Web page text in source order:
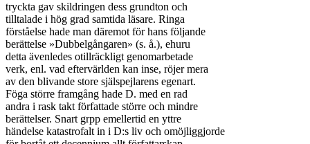
tryckta gav skildringen dess grundton och
tilltalade i hög grad samtida läsare. Ringa
förståelse hade man däremot för hans följande
berättelse »Dubbelgångaren» (s. å.), ehuru
detta ävenledes otillräckligt genomarbetade
verk, enl. vad eftervärlden kan inse, röjer mera
av den blivande store själspejlarens egenart.
Föga större framgång hade D. med en rad
andra i rask takt författade större och mindre
berättelser. Snart grpp emellertid en yttre
händelse katastrofalt in i D:s liv och omöjliggjorde